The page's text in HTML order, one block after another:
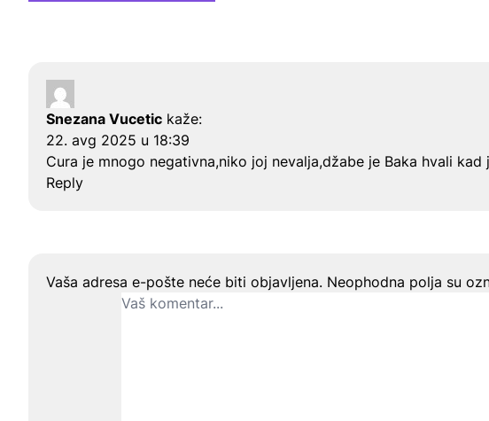
Snezana Vucetic kaže:
22. avg 2025 u 18:39
Cura je mnogo negativna,niko joj nevalja,džabe je Baka hvali kad
Reply
Ostavite odgovor
Vaša adresa e-pošte neće biti objavljena. Neophodna polja su